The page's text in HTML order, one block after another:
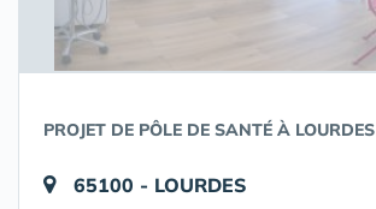
PROJET DE PÔLE DE SANTÉ À LOURDES
65100 - LOURDES